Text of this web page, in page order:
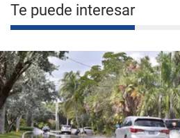
Te puede interesar